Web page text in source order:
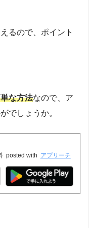
るので、ポイント
な方法なので、ア
でしょうか。
posted with アプリーチ